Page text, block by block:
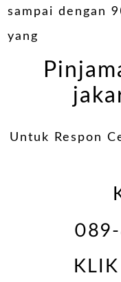
sampai dengan
yang
Untuk Respon